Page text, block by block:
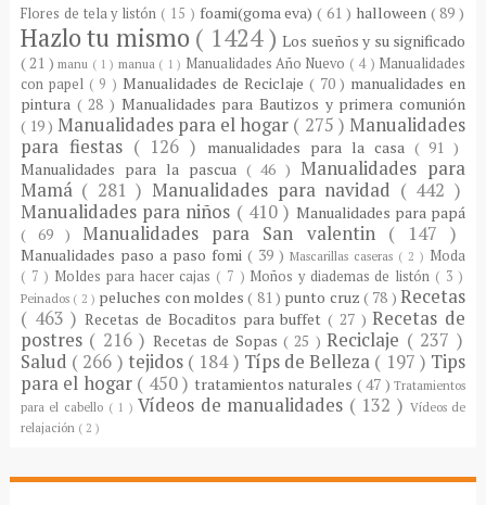
Flores de tela y listón ( 15 ) foami(goma eva)( 61 ) halloween ( 89 )
Hazlo tu mismo ( 1424 )Los sueños y su significado
( 21 )manu ( 1 ) manua ( 1 ) Manualidades Año Nuevo ( 4 ) Manualidades
con papel ( 9 )Manualidades de Reciclaje ( 70 ) manualidades en
pintura ( 28 ) Manualidades para Bautizos y primera comunión
( 19 ) Manualidades para el hogar ( 275 )Manualidades
para fiestas ( 126 ) manualidades para la casa ( 91 )
Manualidades para la pascua ( 46 )Manualidades para
Mamá ( 281 ) Manualidades para navidad ( 442 )
Manualidades para niños ( 410 ) Manualidades para papá
( 69 )Manualidades para San valentin ( 147 )
Manualidades paso a paso fomi ( 39 )Mascarillas caseras ( 2 ) Moda
( 7 ) Moldes para hacer cajas ( 7 ) Moños y diademas de listón ( 3 )
Peinados ( 2 ) peluches con moldes( 81 ) punto cruz( 78 )Recetas
( 463 )Recetas de Bocaditos para buffet( 27 )Recetas de
postres ( 216 ) Recetas de Sopas( 25 )Reciclaje ( 237 )
Salud ( 266 ) tejidos ( 184 ) Típs de Belleza ( 197 ) Tips
para el hogar ( 450 ) tratamientos naturales ( 47 )Tratamientos
para el cabello ( 1 ) Vídeos de manualidades ( 132 ) Vídeos de
relajación ( 2 )